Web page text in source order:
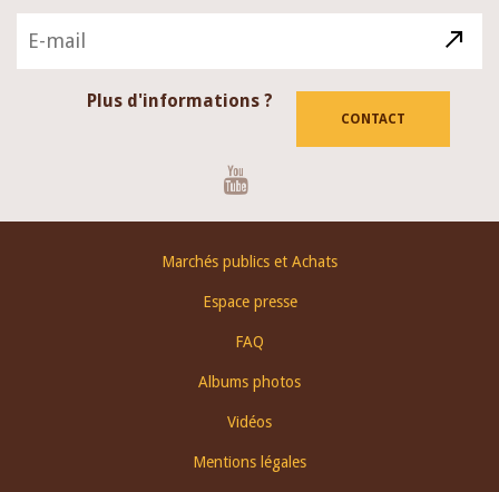
Plus d'informations ?
CONTACT
Marchés publics et Achats
Espace presse
FAQ
Albums photos
Vidéos
Mentions légales